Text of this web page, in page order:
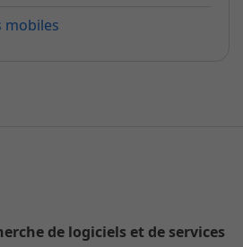
mobiles
de logiciels et de services